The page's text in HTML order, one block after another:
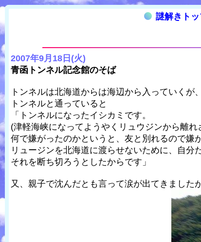
謎解きト
2007年9月18日(火)
青函トンネル記念館のそば
トンネルは北海道からは海辺から入っていく
トンネルと通っていると
「トンネルになったイシカミです。
(津軽海峡になってようやくリュウジンから離
何で嫌がったのかというと、友と別れるので嫌
リュージンを北海道に渡らせないために、自分
それを断ち切ろうとしたからです」
又、親子で沈んだとも言って涙が出てきました